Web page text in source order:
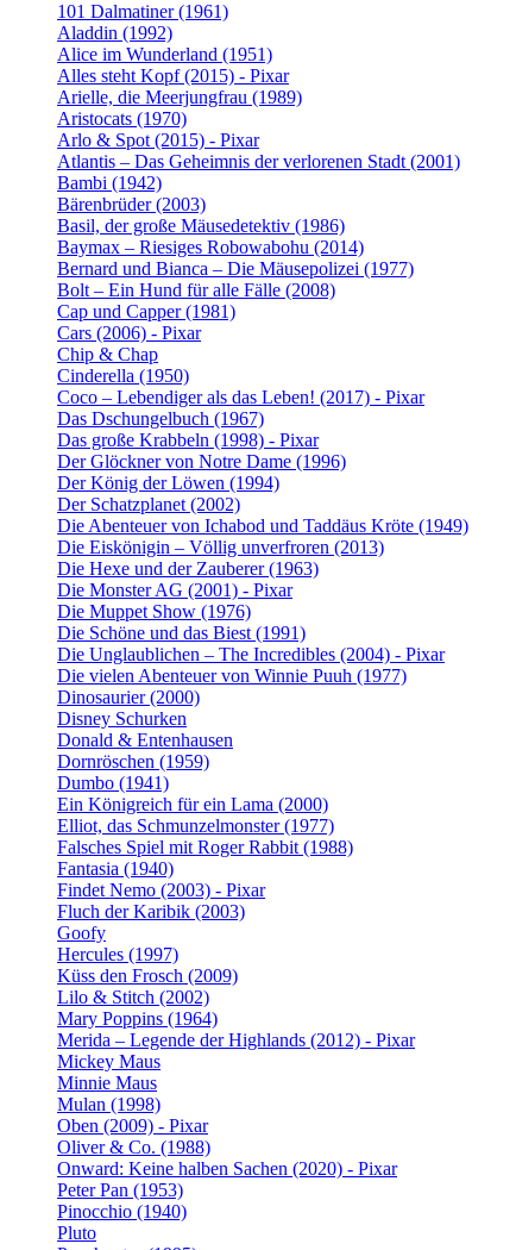
101 Dalmatiner (1961)
Aladdin (1992)
Alice im Wunderland (1951)
Alles steht Kopf (2015) - Pixar
Arielle, die Meerjungfrau (1989)
Aristocats (1970)
Arlo & Spot (2015) - Pixar
Atlantis – Das Geheimnis der verlorenen Stadt (2001)
Bambi (1942)
Bärenbrüder (2003)
Basil, der große Mäusedetektiv (1986)
Baymax – Riesiges Robowabohu (2014)
Bernard und Bianca – Die Mäusepolizei (1977)
Bolt – Ein Hund für alle Fälle (2008)
Cap und Capper (1981)
Cars (2006) - Pixar
Chip & Chap
Cinderella (1950)
Coco – Lebendiger als das Leben! (2017) - Pixar
Das Dschungelbuch (1967)
Das große Krabbeln (1998) - Pixar
Der Glöckner von Notre Dame (1996)
Der König der Löwen (1994)
Der Schatzplanet (2002)
Die Abenteuer von Ichabod und Taddäus Kröte (1949)
Die Eiskönigin – Völlig unverfroren (2013)
Die Hexe und der Zauberer (1963)
Die Monster AG (2001) - Pixar
Die Muppet Show (1976)
Die Schöne und das Biest (1991)
Die Unglaublichen – The Incredibles (2004) - Pixar
Die vielen Abenteuer von Winnie Puuh (1977)
Dinosaurier (2000)
Disney Schurken
Donald & Entenhausen
Dornröschen (1959)
Dumbo (1941)
Ein Königreich für ein Lama (2000)
Elliot, das Schmunzelmonster (1977)
Falsches Spiel mit Roger Rabbit (1988)
Fantasia (1940)
Findet Nemo (2003) - Pixar
Fluch der Karibik (2003)
Goofy
Hercules (1997)
Küss den Frosch (2009)
Lilo & Stitch (2002)
Mary Poppins (1964)
Merida – Legende der Highlands (2012) - Pixar
Mickey Maus
Minnie Maus
Mulan (1998)
Oben (2009) - Pixar
Oliver & Co. (1988)
Onward: Keine halben Sachen (2020) - Pixar
Peter Pan (1953)
Pinocchio (1940)
Pluto